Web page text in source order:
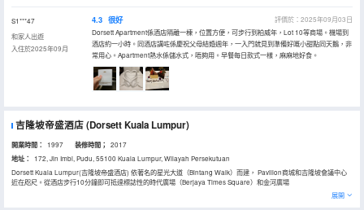
S1***47
和家人出遊
入住於2025年09月
4.3 很好
評價於：2025年09月03日
Dorsett Apartment係酒店隔離一棟，位置方便，可步行到柏威年，Lot 10等商場。機場到
酒店約一小時。同酒店講咗係慶祝父母結婚週年，一入門就見到準備好嘅小甜點同天鵝，非
常用心。Apartment熱水係儲水式，唔夠用。早餐每日款式一樣，麻麻地好食。
吉隆坡帝盛酒店(Dorsett Kuala Lumpur)
開業時間： 1997 装修時間； 2017
地址：
172, Jln Imbi, Pudu, 55100 Kuala Lumpur, Wilayah Persekutuan
Dorsett Kuala Lumpur(吉隆坡帝盛酒店) 依著名的星光大道（Bintang Walk）而建， Pavilion商城和吉隆坡會議中心
近在咫尺。從酒店步行10分鐘即可抵達標誌性的時代廣場（Berjaya Times Square）和金河廣場
酒店客房格局寬敞，設計舒適典雅，配有32英寸平面電視等齊全的配套設施，能滿足您住宿期間的一切需求。酒店內部
展開